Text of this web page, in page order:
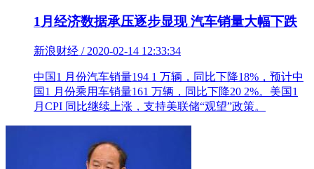
1月经济数据承压逐步显现 汽车销量大幅下跌
新浪财经 / 2020-02-14 12:33:34
中国1 月份汽车销量194 1 万辆，同比下降18%，预计中
国1 月份乘用车销量161 万辆，同比下降20 2%。美国1
月CPI 同比继续上涨，支持美联储“观望”政策。